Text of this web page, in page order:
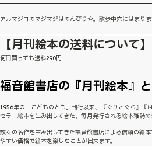
アルマジロのマジマジはのんびりや。散歩中穴にはまり
【月刊絵本の送料について】
何冊買っても送料290円
福音館書店の『月刊絵本』と
1956年の「こどものとも」刊行以来、『ぐりとぐら』『
セラー絵本を生み出してきた、毎月発行される絵本雑誌の
数々の名作を生み出してきた福音館書店による信頼の絵
やすい価格で絵本を楽しむことが出来ます。